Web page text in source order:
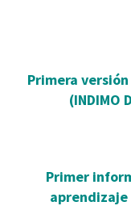
Primera
(INDIMO
Primer
aprendizaje